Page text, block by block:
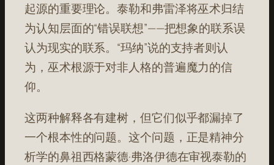
起源的重要理论。泰勒和弗雷泽将巫术归结
为认知层面的“错误联想”——把想象的联系误
认为现实的联系。“玛纳”说的支持者则认
为，巫术根源于对非人格的普遍魔力的信
仰。
这两种解释各有建树，但它们似乎都漏掉了
一个根本性的问题。这个问题，正是精神分
析学的鼻祖西格蒙德·弗洛伊德在审视泰勒的